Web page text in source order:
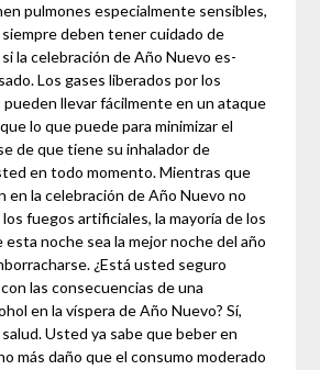
pulmones especialmente sensibles,
deben tener cuidado de
la celebración de Año Nuevo es-
Los gases liberados por los
llevar fácilmente en un ataque
lo que puede para minimizar el
de que tiene su inhalador de
en todo momento. Mientras que
en la celebración de Año Nuevo no
fuegos artificiales, la mayoría de los
noche sea la mejor noche del año
¿Está usted seguro
las consecuencias de una
en la víspera de Año Nuevo? Sí,
Usted ya sabe que beber en
más daño que el consumo moderado